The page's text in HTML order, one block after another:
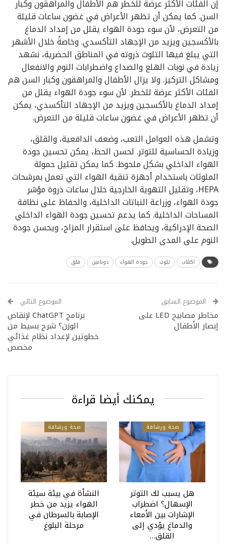
إن الفئات الأكثر عرضة للخطر هم الأطفال والمراهقون وكبار
السن. كما يمكن أن تظهر الأعراض في غضون ساعات قليلة
من التعرض، لأن سوء جودة الهواء يقلل من إمداد الدماغ
بالأكسجين ويزيد من الإجهاد التأكسدي. وخاصةً خلال الأشهر
التي يبلغ فيها التلوث ذروته في المناطق الحضرية، نشهد
زيادة في نوبات الهلع والصداع واضطرابات النوم والانفعال
ومشاكل التركيز. ولا يزال الأطفال والمراهقون وكبار السن هم
الفئات الأكثر عرضة للخطر. لأن سوء جودة الهواء يقلل من
إمداد الدماغ بالأكسجين ويزيد من الإجهاد التأكسدي، يمكن
أن تظهر الأعراض في غضون ساعات قليلة من التعرض.
وتشمل هذه العوامل التعب، وضعف الدافعية، والقلق،
وزيادة الحساسية للتوتر. لحسن الحظ، يمكن تحسين جودة
الهواء الداخلي بشكل ملحوظ. كما يمكن تقليل حمولة
الملوثات باستخدام أجهزة تنقية الهواء التي تعمل بمرشحات
HEPA، وتقليل التهوية الخارجية خلال ساعات ذروة مؤشر
جودة الهواء، وزراعة النباتات الداخلية، والحفاظ على نظافة
المساحات الداخلية. كما يدعم تحسين جودة الهواء الداخلي
الصحة الإدراكية، ويحافظ على استقرار المزاج، ويحسن جودة
النوم على المدى الطويل.
اكتئاب تلوث جودة الهواء دوبامين قلق
الموضوع السابق
مخاطر مصابيح LED على
إبصار الأطفال
الموضوع التالي
برنامج ChatGPT لإنقاص
الوزن؟ شرح بسيط من
خطوتين لإعداد نظام غذائي
مخصص
يمكنك أيضا قراءة
صحة ورشاقة
هل يسبب لك التوتر
الإسهال؟ اضطراب
الإشارات بين الأمعاء
والدماغ يؤدي إلى
القلق…
صحة ورشاقة
النشأة في بيئة سيئة
الهواء يزيد من خطر
الإصابة بالسرطان في
مرحلة البلوغ